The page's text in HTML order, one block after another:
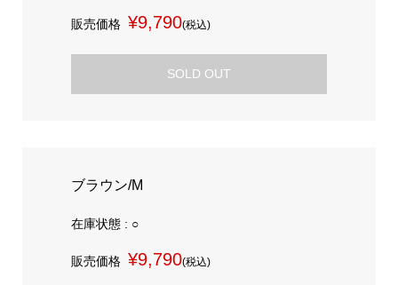
販売価格 ¥9,790(税込)
SOLD OUT
ブラウン/M
在庫状態 : ○
販売価格 ¥9,790(税込)